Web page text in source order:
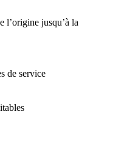
l’origine jusqu’à la
de service